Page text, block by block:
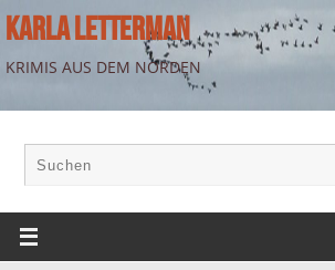
KARLA LETTERMAN
KRIMIS AUS DEM NORDEN